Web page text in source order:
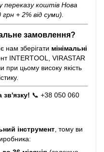
переказу коштів Нова
+ 2% від суми).
замовлення?
нам зберігати мінімальні
INTERTOOL, VIRASTAR
при цьому високу якість
📞 +38 050 060
інструмент , тому ви